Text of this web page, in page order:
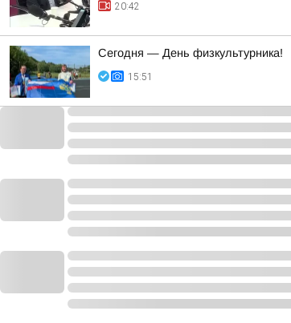
20:42
Сегодня — День физкультурника!
15:51